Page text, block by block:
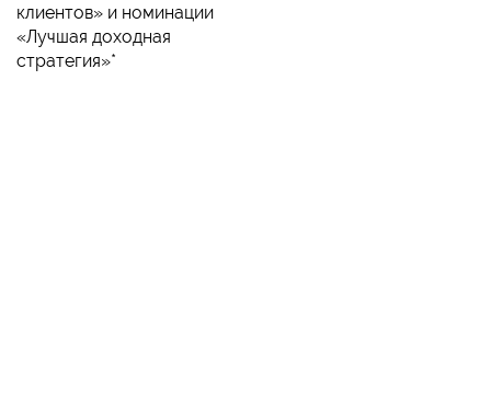
клиентов» и номинации
«Лучшая доходная
стратегия»*